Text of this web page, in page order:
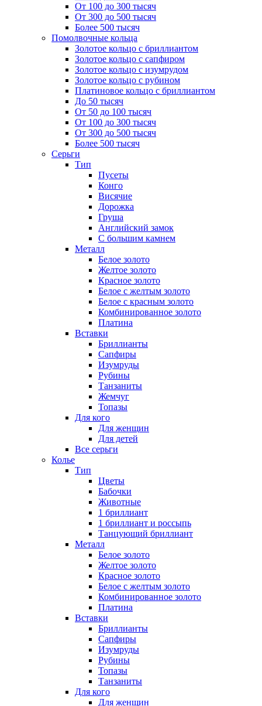
От 100 до 300 тысяч
От 300 до 500 тысяч
Более 500 тысяч
Помолвочные кольца
Золотое кольцо с бриллиантом
Золотое кольцо с сапфиром
Золотое кольцо с изумрудом
Золотое кольцо с рубином
Платиновое кольцо с бриллиантом
До 50 тысяч
От 50 до 100 тысяч
От 100 до 300 тысяч
От 300 до 500 тысяч
Более 500 тысяч
Серьги
Тип
Пусеты
Конго
Висячие
Дорожка
Груша
Английский замок
С большим камнем
Металл
Белое золото
Желтое золото
Красное золото
Белое с желтым золото
Белое с красным золото
Комбинированное золото
Платина
Вставки
Бриллианты
Сапфиры
Изумруды
Рубины
Танзаниты
Жемчуг
Топазы
Для кого
Для женщин
Для детей
Все серьги
Колье
Тип
Цветы
Бабочки
Животные
1 бриллиант
1 бриллиант и россыпь
Танцующий бриллиант
Металл
Белое золото
Желтое золото
Красное золото
Белое с желтым золото
Комбинированное золото
Платина
Вставки
Бриллианты
Сапфиры
Изумруды
Рубины
Топазы
Танзаниты
Для кого
Для женщин